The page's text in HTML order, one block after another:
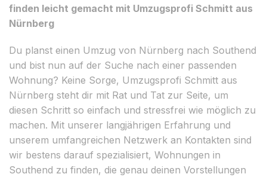
finden leicht gemacht mit Umzugsprofi Schmitt aus
Nürnberg
Du planst einen Umzug von Nürnberg nach Southend
und bist nun auf der Suche nach einer passenden
Wohnung? Keine Sorge, Umzugsprofi Schmitt aus
Nürnberg steht dir mit Rat und Tat zur Seite, um
diesen Schritt so einfach und stressfrei wie möglich zu
machen. Mit unserer langjährigen Erfahrung und
unserem umfangreichen Netzwerk an Kontakten sind
wir bestens darauf spezialisiert, Wohnungen in
Southend zu finden, die genau deinen Vorstellungen